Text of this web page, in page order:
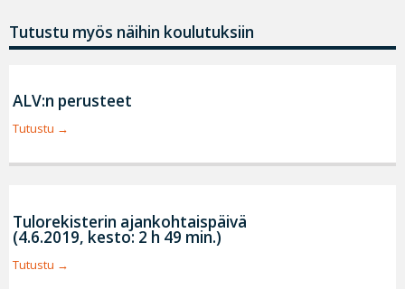
Tutustu myös näihin koulutuksiin
ALV:n perusteet
Tutustu
Tulorekisterin ajankohtaispäivä
(4.6.2019, kesto: 2 h 49 min.)
Tutustu